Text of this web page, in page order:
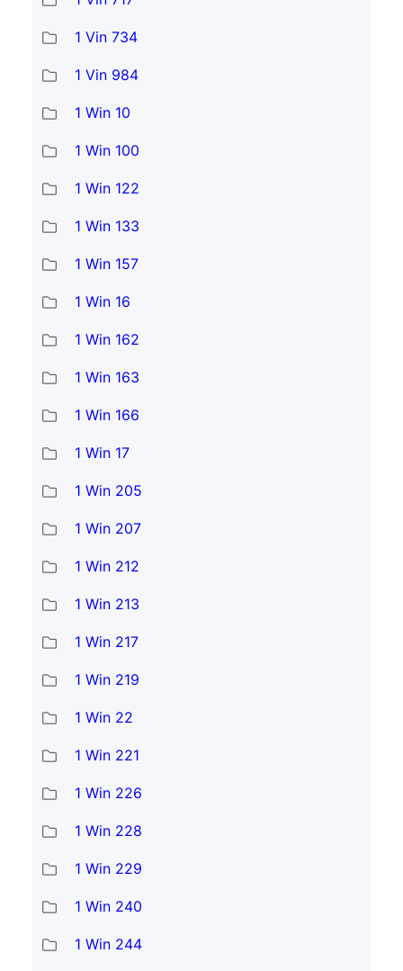
1 Vin 734
1 Vin 984
1 Win 10
1 Win 100
1 Win 122
1 Win 133
1 Win 157
1 Win 16
1 Win 162
1 Win 163
1 Win 166
1 Win 17
1 Win 205
1 Win 207
1 Win 212
1 Win 213
1 Win 217
1 Win 219
1 Win 22
1 Win 221
1 Win 226
1 Win 228
1 Win 229
1 Win 240
1 Win 244